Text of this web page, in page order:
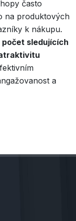
často
na produktových
k nákupu.
počet sledujících
a